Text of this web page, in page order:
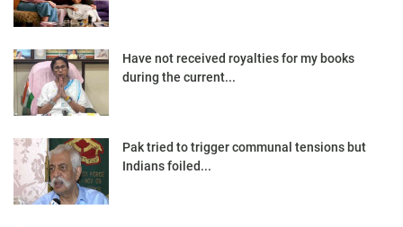
Have not received royalties for my books
during the current...
Pak tried to trigger communal tensions but
Indians foiled...